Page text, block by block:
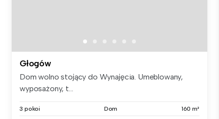
Głogów
Dom wolno stojący do Wynajęcia. Umeblowany,
wyposażony, t...
3 pokoi Dom 160 m²